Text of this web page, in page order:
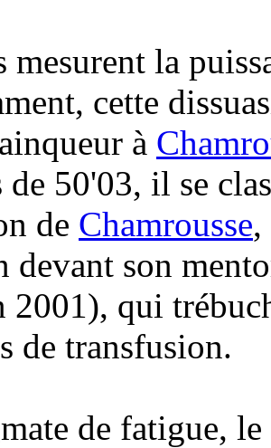
mesurent la
cette
à
de 50'03, il se
de Chamrousse,
devant son
2001), qui
de transfusion.
de fatigue,